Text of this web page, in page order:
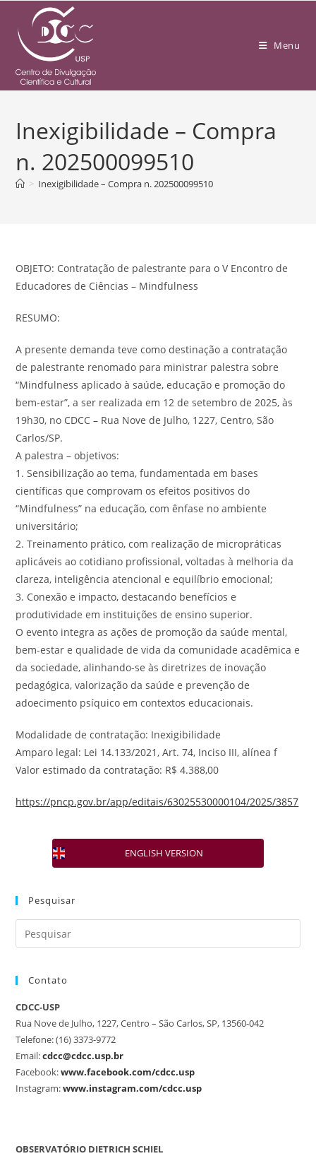
Menu
Inexigibilidade – Compra
n. 202500099510
> Inexigibilidade – Compra n. 202500099510
OBJETO: Contratação de palestrante para o V Encontro de
Educadores de Ciências – Mindfulness
RESUMO:
A presente demanda teve como destinação a contratação
de palestrante renomado para ministrar palestra sobre
“Mindfulness aplicado à saúde, educação e promoção do
bem-estar”, a ser realizada em 12 de setembro de 2025, às
19h30, no CDCC – Rua Nove de Julho, 1227, Centro, São
Carlos/SP.
A palestra – objetivos:
1. Sensibilização ao tema, fundamentada em bases
científicas que comprovam os efeitos positivos do
“Mindfulness” na educação, com ênfase no ambiente
universitário;
2. Treinamento prático, com realização de micropráticas
aplicáveis ao cotidiano profissional, voltadas à melhoria da
clareza, inteligência atencional e equilíbrio emocional;
3. Conexão e impacto, destacando benefícios e
produtividade em instituições de ensino superior.
O evento integra as ações de promoção da saúde mental,
bem-estar e qualidade de vida da comunidade acadêmica e
da sociedade, alinhando-se às diretrizes de inovação
pedagógica, valorização da saúde e prevenção de
adoecimento psíquico em contextos educacionais.
Modalidade de contratação: Inexigibilidade
Amparo legal: Lei 14.133/2021, Art. 74, Inciso III, alínea f
Valor estimado da contratação: R$ 4.388,00
https://pncp.gov.br/app/editais/63025530000104/2025/3857
ENGLISH VERSION
Pesquisar
Contato
CDCC-USP
Rua Nove de Julho, 1227, Centro – São Carlos, SP, 13560-042
Telefone: (16) 3373-9772
Email:cdcc@cdcc.usp.br
Facebook:www.facebook.com/cdcc.usp
Instagram:www.instagram.com/cdcc.usp
OBSERVATÓRIO DIETRICH SCHIEL